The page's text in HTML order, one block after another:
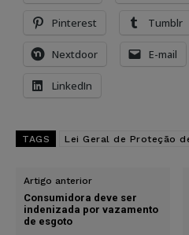
Pinterest Tumblr
Nextdoor E-mail
LinkedIn
TAGS Lei Geral de Proteção
Artigo anterior
Consumidora deve ser
indenizada por vazamento
de esgoto